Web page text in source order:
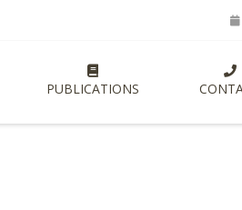
lancement de nouvelles formations
PUBLICATIONS